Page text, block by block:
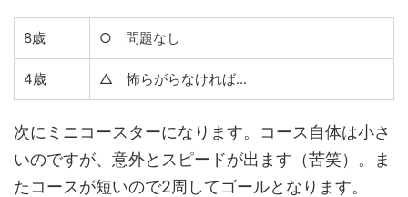
8歳 ○ 問題なし
4歳 △ 怖らがらなければ...
次にミニコースターになります。コース自体は小さ
いのですが、意外とスピードが出ます（苦笑）。ま
たコースが短いので2周してゴールとなります。